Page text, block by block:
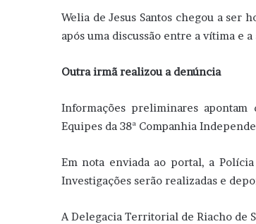
Welia de Jesus Santos chegou a ser
após uma discussão entre a vítima e
Outra irmã realizou a denúncia
Informações preliminares
Equipes da 38ª Companhia
Em nota enviada ao portal, a
Investigações serão realizadas e
A Delegacia Territorial de Riacho de